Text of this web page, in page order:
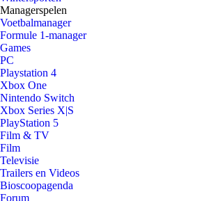
Managerspelen
Voetbalmanager
Formule 1-manager
Games
PC
Playstation 4
Xbox One
Nintendo Switch
Xbox Series X|S
PlayStation 5
Film & TV
Film
Televisie
Trailers en Videos
Bioscoopagenda
Forum